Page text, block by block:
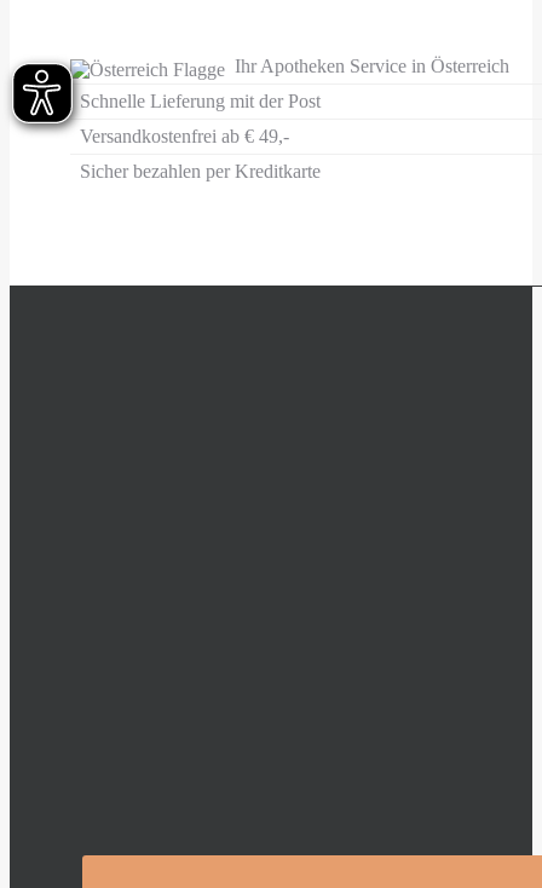
Ihr Apotheken Service in Österreich
Schnelle Lieferung mit der Post
Versandkostenfrei ab € 49,-
Sicher bezahlen per Kreditkarte